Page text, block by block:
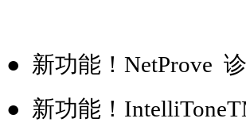
● 新功能！NetProve
● 新功能！